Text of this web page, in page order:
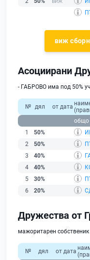
виж
Асоциирани
- ГАБРОВО има под 50%
№ дял от дата
общо
1
50%
2
50%
3
40%
4
40%
5
30%
6
20%
Дружества от
мажоритарен
№ дял от дата